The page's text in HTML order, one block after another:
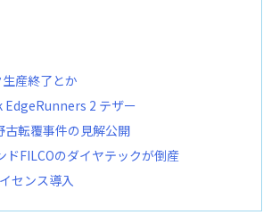
産終了とか
2 テザー
転覆事件の見解公開
FILCOのダイヤテックが倒産
センス導入